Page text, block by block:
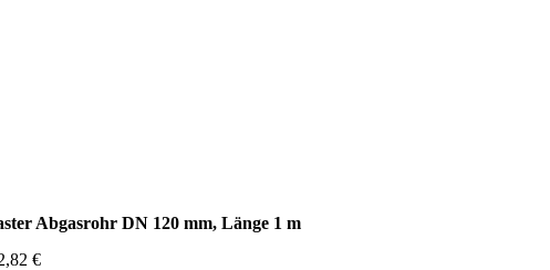
Abgasrohr DN 120 mm, Länge 1 m
€